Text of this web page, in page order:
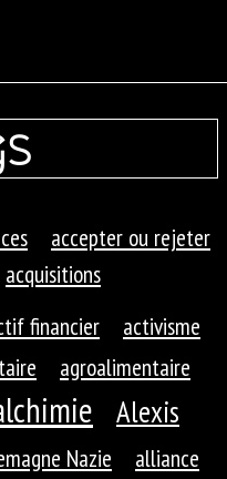
accepter ou rejeter
acquisitions
financier
activisme
agroalimentaire
Alexis
Nazie
alliance